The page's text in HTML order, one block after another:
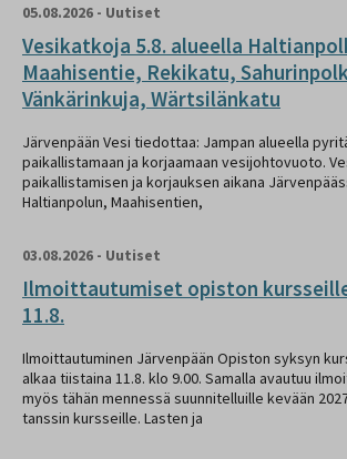
05.08.2026 - Uutiset
Vesikatkoja 5.8. alueella
Maahisentie, Rekikatu,
Vänkärinkuja, Wärtsilänkatu
Järvenpään Vesi tiedottaa: Jampan alueella
paikallistamaan ja korjaamaan vesijohtovuoto.
paikallistamisen ja korjauksen aikana
Haltianpolun, Maahisentien,
03.08.2026 - Uutiset
Ilmoittautumiset opiston
11.8.
Ilmoittautuminen Järvenpään Opiston syksyn
alkaa tiistaina 11.8. klo 9.00. Samalla avautuu
myös tähän mennessä suunnitelluille kevään
tanssin kursseille. Lasten ja